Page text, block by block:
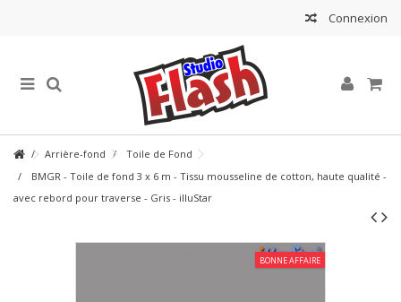
Connexion
Arrière-fond
Toile de Fond
BMGR - Toile de fond 3 x 6 m - Tissu mousseline de cotton, haute qualité -
avec rebord pour traverse - Gris - illuStar
BONNE AFFAIRE